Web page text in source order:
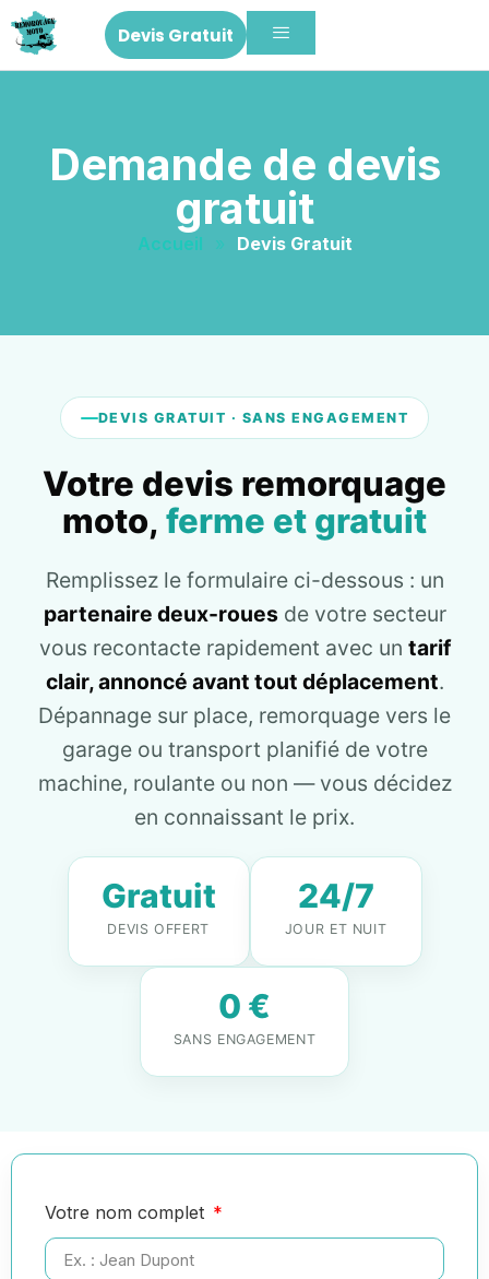
Devis Gratuit
Demande de devis
gratuit
Accueil » Devis Gratuit
DEVIS GRATUIT · SANS ENGAGEMENT
Votre devis remorquage
moto, ferme et gratuit
Remplissez le formulaire ci-dessous : un
partenaire deux-rouesde votre secteur
vous recontacte rapidement avec un tarif
clair, annoncé avant tout déplacement.
Dépannage sur place, remorquage vers le
garage ou transport planifié de votre
machine, roulante ou non — vous décidez
en connaissant le prix.
Gratuit
DEVIS OFFERT
24/7
JOUR ET NUIT
0 €
SANS ENGAGEMENT
Votre nom complet